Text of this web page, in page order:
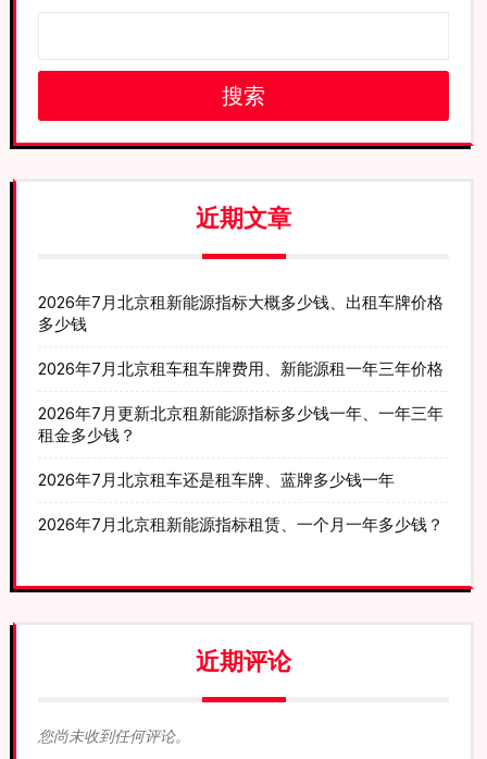
搜索
近期文章
2026年7月北京租新能源指标大概多少钱、出租车牌价格
多少钱
2026年7月北京租车租车牌费用、新能源租一年三年价格
2026年7月更新北京租新能源指标多少钱一年、一年三年
租金多少钱？
2026年7月北京租车还是租车牌、蓝牌多少钱一年
2026年7月北京租新能源指标租赁、一个月一年多少钱？
近期评论
您尚未收到任何评论。